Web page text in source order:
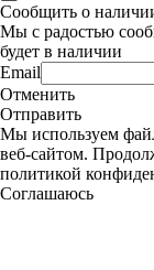
Сообщить о
Мы с радостью
будет в наличии
Email
Отменить
Отправить
Мы используем
веб-сайтом.
политикой
Соглашаюсь